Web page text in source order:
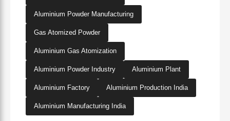
Aluminium Powder Manufacturing
Gas Atomized Powder
Aluminium Gas Atomization
Aluminium Powder Industry Aluminium Plant
Aluminium Factory Aluminium Production India
Aluminium Manufacturing India